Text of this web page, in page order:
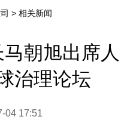
> 相关新闻
朝旭出席人
治理论坛
04 17:51